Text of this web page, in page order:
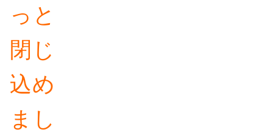
っと
閉じ
込め
まし